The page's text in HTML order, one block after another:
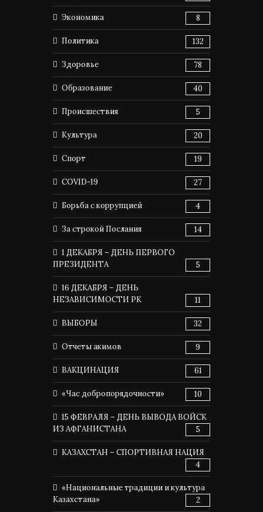
Экономика 8
Политика 132
Здоровье 78
Образование 40
Происшествия 5
Культура 20
Спорт 19
COVID-19 27
Борьба с коррупцией 4
За строкой Послания 14
1 ДЕКАБРЯ – ДЕНЬ ПЕРВОГО
ПРЕЗИДЕНТА
5
16 ДЕКАБРЯ – ДЕНЬ
НЕЗАВИСИМОСТИ РК
11
ВЫБОРЫ 32
Отчеты акимов 9
ВАКЦИНАЦИЯ 61
«Час добропорядочности» 10
15 ФЕВРАЛЯ – ДЕНЬ ВЫВОДА ВОЙСК
ИЗ АФГАНИСТАНА
5
КАЗАХСТАН – СПОРТИВНАЯ НАЦИЯ
4
«Национальные традиции и культура
Казахстана»
2